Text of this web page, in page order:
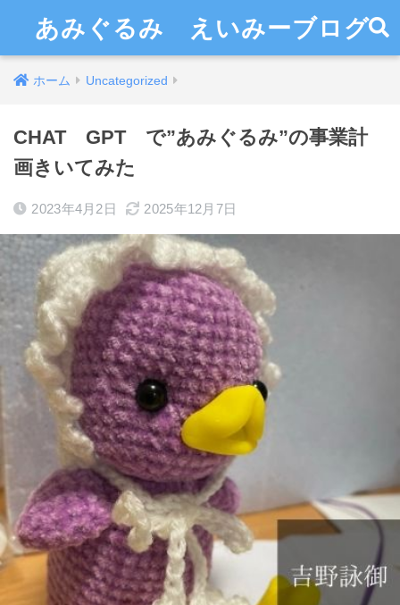
あみぐるみ えいみーブログ
ホーム Uncategorized
CHAT GPT で”あみぐるみ”の事業計
画きいてみた
2023年4月2日 2025年12月7日